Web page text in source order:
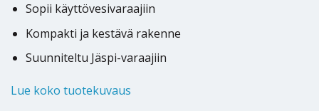
Sopii käyttövesivaraajiin
Kompakti ja kestävä rakenne
Suunniteltu Jäspi-varaajiin
Lue koko tuotekuvaus